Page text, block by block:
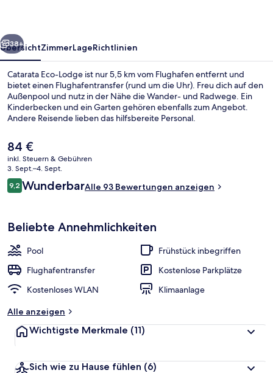
Weiter
38+
ÜbersichtZimmerLageRichtlinien
Catarata Eco-Lodge ist nur 5,5 km vom Flughafen entfernt und
bietet einen Flughafentransfer (rund um die Uhr). Freu dich auf den
Außenpool und nutz in der Nähe die Wander- und Radwege. Ein
Kinderbecken und ein Garten gehören ebenfalls zum Angebot.
Andere Reisende lieben das hilfsbereite Personal.
Der
aktuelle
Preis
beträgt
84 €.
84 €
inkl. Steuern & Gebühren
3. Sept.–4. Sept.
Bewertungen
9,29,2 von 10.
WunderbarAlle 93 Bewertungen anzeigen
Beliebte Annehmlichkeiten
Pool
Frühstück inbegriffen
Flughafentransfer
Kostenlose Parkplätze
Kostenloses WLAN
Klimaanlage
Alle anzeigen
Wichtigste Merkmale (11)
Sich wie zu Hause fühlen (6)